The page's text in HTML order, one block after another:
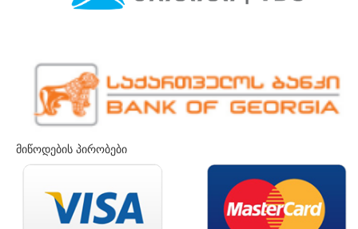
მიწოდების პირობები